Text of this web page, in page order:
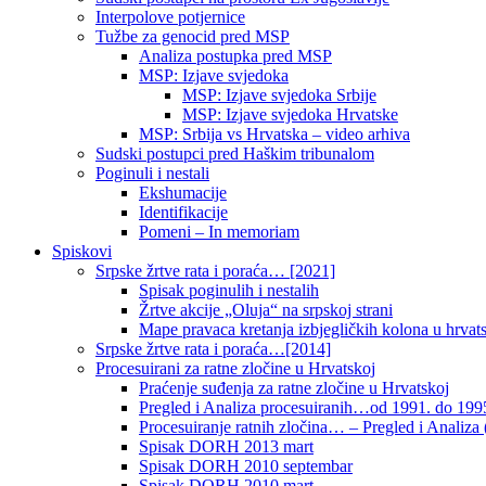
Interpolove potjernice
Tužbe za genocid pred MSP
Analiza postupka pred MSP
MSP: Izjave svjedoka
MSP: Izjave svjedoka Srbije
MSP: Izjave svjedoka Hrvatske
MSP: Srbija vs Hrvatska – video arhiva
Sudski postupci pred Haškim tribunalom
Poginuli i nestali
Ekshumacije
Identifikacije
Pomeni – In memoriam
Spiskovi
Srpske žrtve rata i poraća… [2021]
Spisak poginulih i nestalih
Žrtve akcije „Oluja“ na srpskoj strani
Mape pravaca kretanja izbjegličkih kolona u
Srpske žrtve rata i poraća…[2014]
Procesuirani za ratne zločine u Hrvatskoj
Praćenje suđenja za ratne zločine u Hrvatskoj
Pregled i Analiza procesuiranih…od 1991. do
Procesuiranje ratnih zločina… – Pregled i Analiza
Spisak DORH 2013 mart
Spisak DORH 2010 septembar